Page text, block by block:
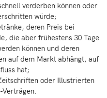
verderben können oder
würde;
deren Preis bei
die aber frühestens 30 Tage
können und deren
auf dem Markt abhängt, auf
hat;
oder Illustrierten
Verträgen.